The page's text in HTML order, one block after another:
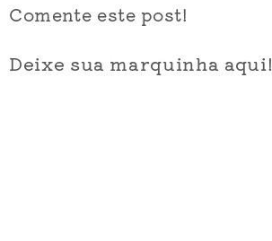
Comente este post!
Deixe sua marquinha aqui!